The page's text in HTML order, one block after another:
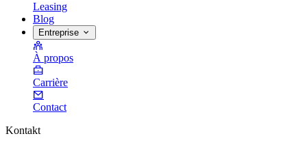
Leasing
Blog
Entreprise
À propos
Carrière
Contact
Kontakt